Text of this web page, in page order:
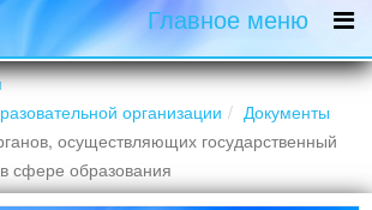
Д.А. Ужвака
Официальный сайт
Главное меню
организации
Документы
осуществляющих государственный
сфере образования